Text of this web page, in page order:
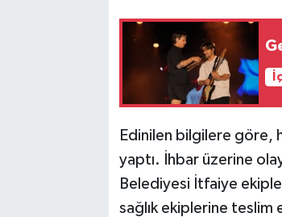
Edinilen bilgilere göre,
yaptı. İhbar üzerine
Belediyesi İtfaiye
sağlık ekiplerine teslim